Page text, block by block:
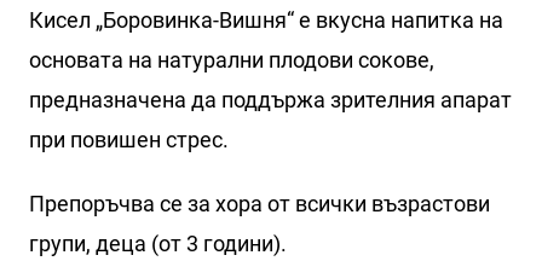
Кисел „Боровинка-Вишня“ е вкусна напитка на
основата на натурални плодови сокове,
предназначена да поддържа зрителния апарат
при повишен стрес.
Препоръчва се за хора от всички възрастови
групи, деца (от 3 години).